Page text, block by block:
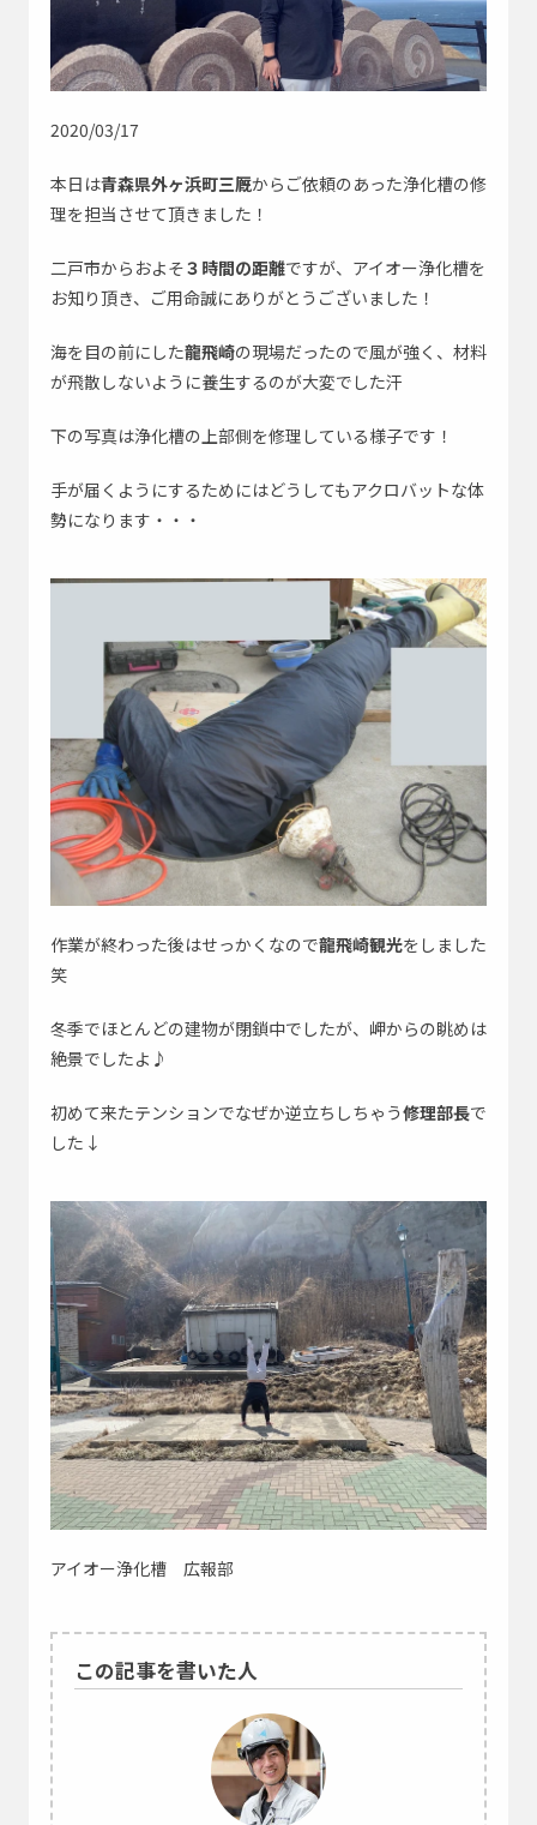
アイオー浄化槽公式SNS
会社Instagram
社長Instagram
2020/03/17
本日は青森県外ヶ浜町三厩からご依頼のあった浄化槽の修
理を担当させて頂きました！
二戸市からおよそ３時間の距離ですが、アイオー浄化槽を
お知り頂き、ご用命誠にありがとうございました！
海を目の前にした龍飛崎の現場だったので風が強く、材料
が飛散しないように養生するのが大変でした汗
下の写真は浄化槽の上部側を修理している様子です！
手が届くようにするためにはどうしてもアクロバットな体
勢になります・・・
作業が終わった後はせっかくなので龍飛崎観光をしました
笑
冬季でほとんどの建物が閉鎖中でしたが、岬からの眺めは
絶景でしたよ♪
初めて来たテンションでなぜか逆立ちしちゃう修理部長で
した↓
アイオー浄化槽 広報部
この記事を書いた人